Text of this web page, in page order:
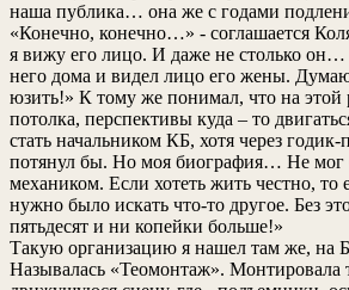
наша публика… она же с годами
«Конечно, конечно…» - соглашается
я вижу его лицо. И даже не столько он…
него дома и видел лицо его жены.
юзить!» К тому же понимал, что на этой
потолка, перспективы куда – то
стать начальником КБ, хотя через годик-
потянул бы. Но моя биография… Не мог
механиком. Если хотеть жить честно, то
нужно было искать что-то другое. Без
пятьдесят и ни копейки больше!»
Такую организацию я нашел там же, на
Называлась «Теомонтаж». Монтировала